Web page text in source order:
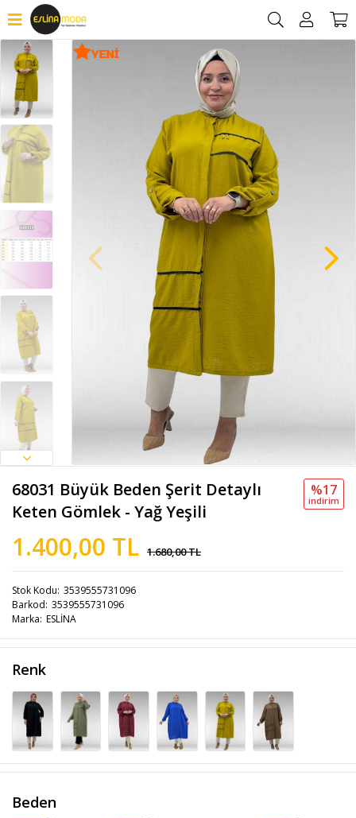
68031 Büyük Beden Şerit Detaylı
Keten Gömlek - Yağ Yeşili
1.400,00 TL 1.680,00 TL
%17
i̇ndi̇ri̇m
Stok Kodu 3539555731096
Barkod 3539555731096
Marka ESLİNA
Renk
Beden